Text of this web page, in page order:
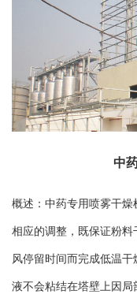
公司荣誉
范群文化
新能源行业锂电
载体催化剂全自动
回转圆筒干燥焙
真空干燥系列
圆盘干燥机系列
新能源新材料行业
制药行业
技术中心
工程实验室
新闻中心
公共责任
节能环保
绿色工厂
绿色供应链
人才招聘
联系我们
中
概述：中药专用喷雾干
相应的调整，既保证粉
风停留时间而完成低温
液不会粘结在塔壁上因